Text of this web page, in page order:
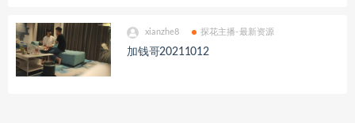
xianzhe8 探花主播-最新资源
加钱哥20211012